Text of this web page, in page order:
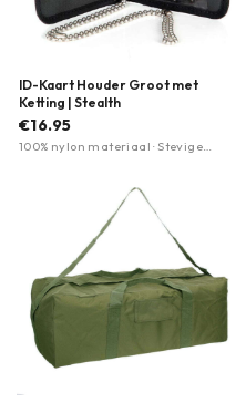
ID-Kaart Houder Groot met
Ketting | Stealth
€16.95
100% nylon materiaal · Stevige